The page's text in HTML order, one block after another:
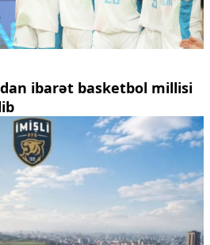
ibarət basketbol millisi